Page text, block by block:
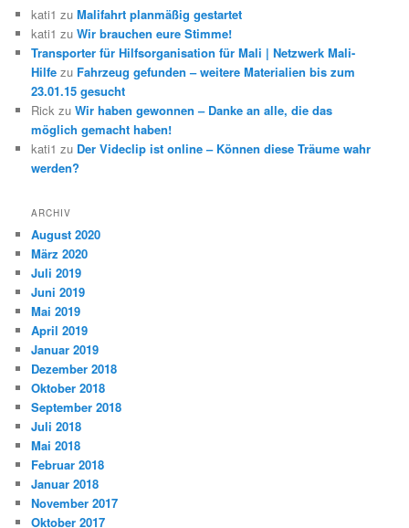
kati1 zuMalifahrt planmäßig gestartet
kati1 zuWir brauchen eure Stimme!
Transporter für Hilfsorganisation für Mali | Netzwerk Mali-
Hilfe zu Fahrzeug gefunden – weitere Materialien bis zum
23.01.15 gesucht
Rick zuWir haben gewonnen – Danke an alle, die das
möglich gemacht haben!
kati1 zu Der Videclip ist online – Können diese Träume wahr
werden?
ARCHIV
August 2020
März 2020
Juli 2019
Juni 2019
Mai 2019
April 2019
Januar 2019
Dezember 2018
Oktober 2018
September 2018
Juli 2018
Mai 2018
Februar 2018
Januar 2018
November 2017
Oktober 2017